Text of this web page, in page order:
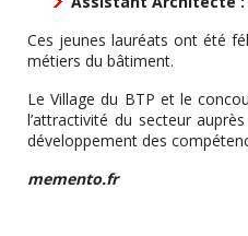
Ces jeunes lauréats ont été
métiers du bâtiment.
Le Village du BTP et le
l’attractivité du secteur
développement des
memento.fr